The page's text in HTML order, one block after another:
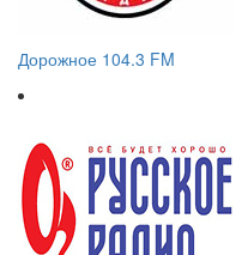
Дорожное 104.3 FM